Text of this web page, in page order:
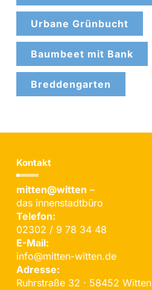
Urbane Grünbucht
Baumbeet mit Bank
Breddengarten
Kontakt
mitten@witten –
das innenstadtbüro
Telefon:
02302 / 9 78 34 48
E-Mail:
info@mitten-witten.de
Adresse:
Ruhrstraße 32 · 58452 Witten